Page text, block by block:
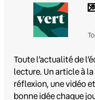
Toute l’actualité de
lecture. Un article à
réflexion, une vidéo
bonne idée chaque